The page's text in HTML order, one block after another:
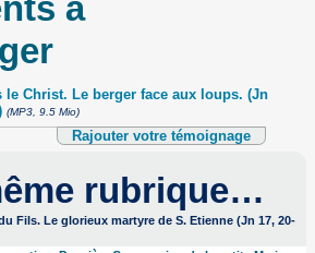
à
le Christ. Le berger face aux loups. (Jn
(MP3, 9.5 Mio)
Rajouter votre témoignage
rubrique…
Fils. Le glorieux martyre de S. Etienne (Jn 17, 20-